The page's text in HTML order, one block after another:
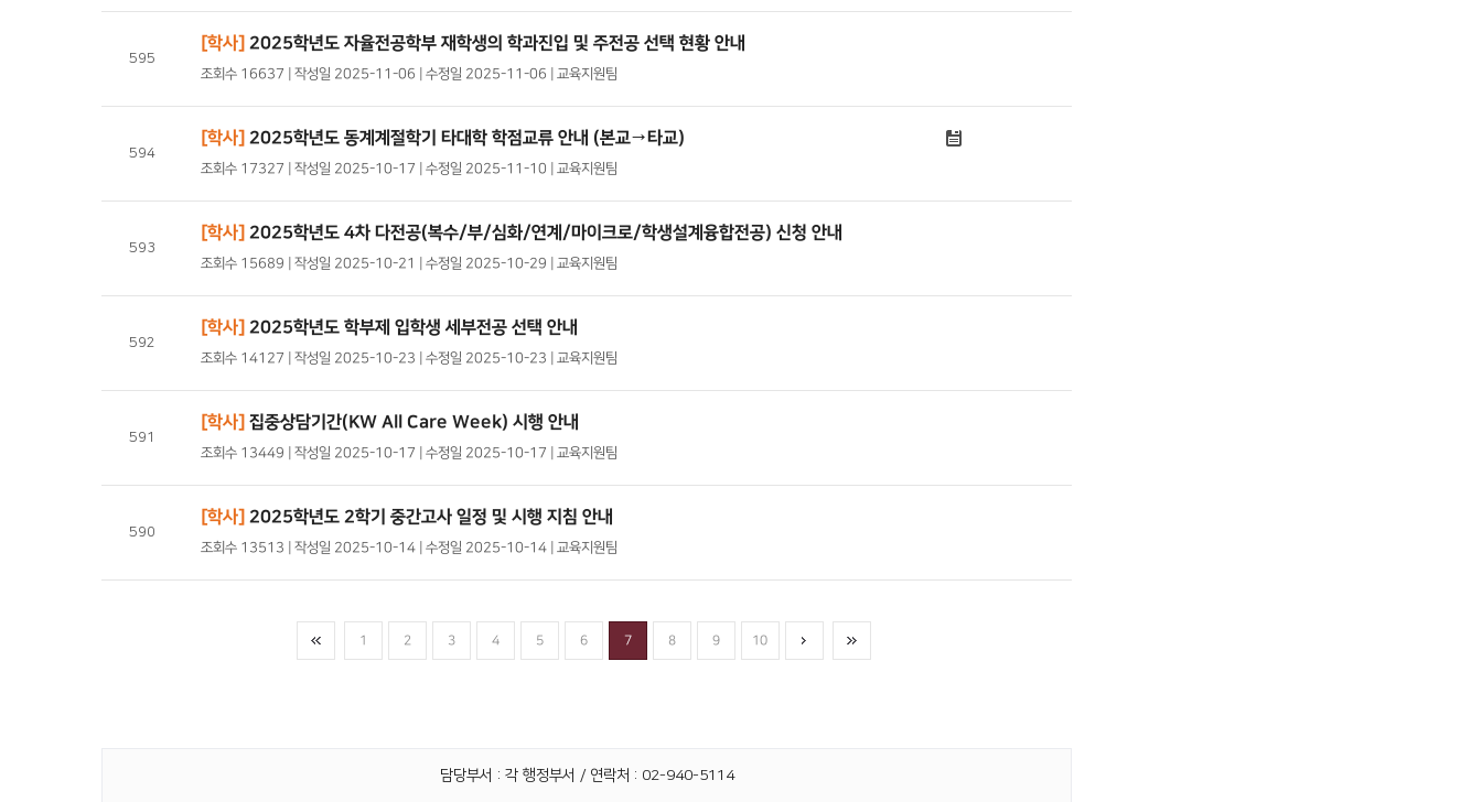
595
[학사] 2025학년도 자율전공학부 재학생의 학과진입 및 주전공 선택 현황 안내
조회수 16637 | 작성일 2025-11-06 | 수정일 2025-11-06 | 교육지원팀
594
[학사] 2025학년도 동계계절학기 타대학 학점교류 안내 (본교→타교)
조회수 17327 | 작성일 2025-10-17 | 수정일 2025-11-10 | 교육지원팀
593
[학사] 2025학년도 4차 다전공(복수/부/심화/연계/마이크로/학생설계융합전공) 신청 안내
조회수 15689 | 작성일 2025-10-21 | 수정일 2025-10-29 | 교육지원팀
592
[학사] 2025학년도 학부제 입학생 세부전공 선택 안내
조회수 14127 | 작성일 2025-10-23 | 수정일 2025-10-23 | 교육지원팀
591
[학사] 집중상담기간(KW All Care Week) 시행 안내
조회수 13449 | 작성일 2025-10-17 | 수정일 2025-10-17 | 교육지원팀
590
[학사] 2025학년도 2학기 중간고사 일정 및 시행 지침 안내
조회수 13513 | 작성일 2025-10-14 | 수정일 2025-10-14 | 교육지원팀
1 2 3 4 5 6 7 8 9 10
담당부서 : 각 행정부서 / 연락처 : 02-940-5114